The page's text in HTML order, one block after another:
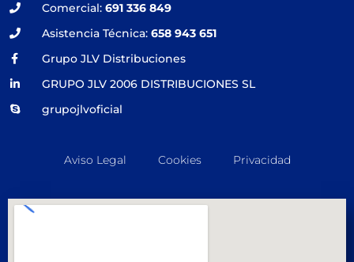
Comercial: 691 336 849
Asistencia Técnica: 658 943 651
Grupo JLV Distribuciones
GRUPO JLV 2006 DISTRIBUCIONES SL
grupojlvoficial
Aviso Legal Cookies Privacidad